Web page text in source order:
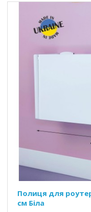
Полиця для
см Біла